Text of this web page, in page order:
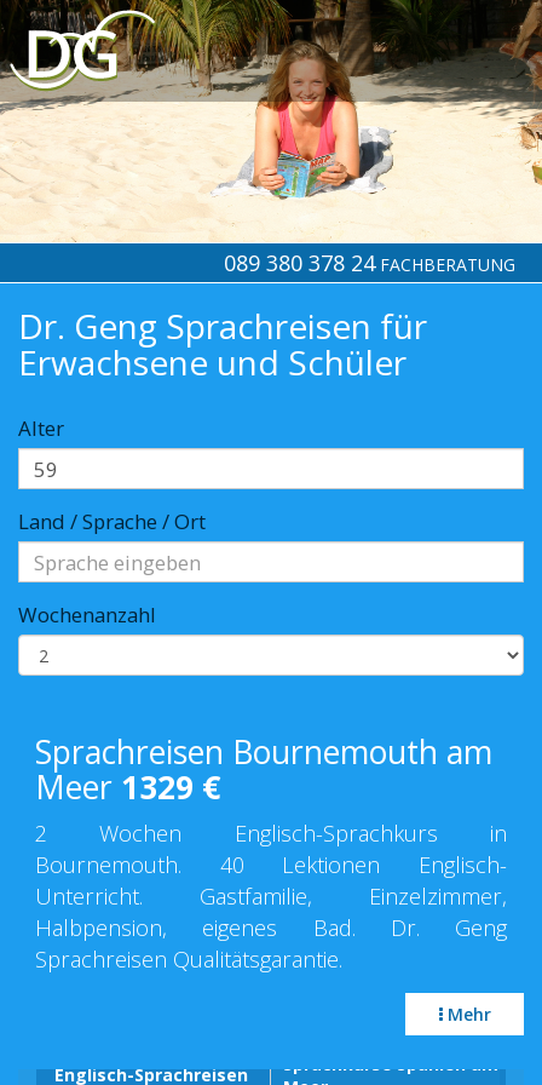
089 380 378 24 FACHBERATUNG
Dr. Geng Sprachreisen für
Erwachsene und Schüler
Alter
Land / Sprache / Ort
Wochenanzahl
Sprachreisen Bournemouth am
Meer 1329 €
2 Wochen Englisch-Sprachkurs in
Bournemouth. 40 Lektionen Englisch-
Unterricht. Gastfamilie, Einzelzimmer,
Halbpension, eigenes Bad. Dr. Geng
Sprachreisen Qualitätsgarantie.
Mehr
Englisch-Sprachreisen
Sprachkurse Spanien am